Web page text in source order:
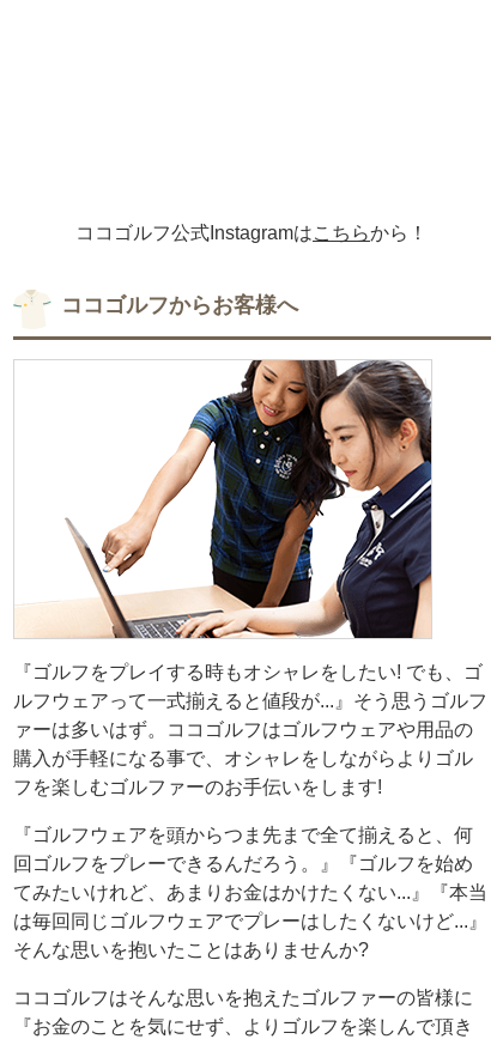
ココゴルフ公式Instagramはこちらから！
ココゴルフからお客様へ
『ゴルフをプレイする時もオシャレをしたい! でも、ゴ
ルフウェアって一式揃えると値段が...』そう思うゴルフ
ァーは多いはず。ココゴルフはゴルフウェアや用品の
購入が手軽になる事で、オシャレをしながらよりゴル
フを楽しむゴルファーのお手伝いをします!
『ゴルフウェアを頭からつま先まで全て揃えると、何
回ゴルフをプレーできるんだろう。』『ゴルフを始め
てみたいけれど、あまりお金はかけたくない...』『本当
は毎回同じゴルフウェアでプレーはしたくないけど...』
そんな思いを抱いたことはありませんか?
ココゴルフはそんな思いを抱えたゴルファーの皆様に
『お金のことを気にせず、よりゴルフを楽しんで頂き